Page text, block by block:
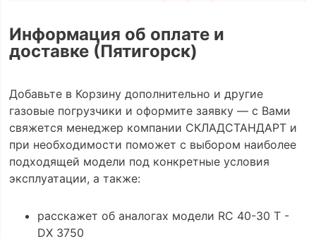
Информация об оплате и
доставке (Пятигорск)
Добавьте в Корзину дополнительно и другие
газовые погрузчики и оформите заявку — с Вами
свяжется менеджер компании СКЛАДСТАНДАРТ и
при необходимости поможет с выбором наиболее
подходящей модели под конкретные условия
эксплуатации, а также:
расскажет об аналогах модели RC 40-30 T -
DX 3750